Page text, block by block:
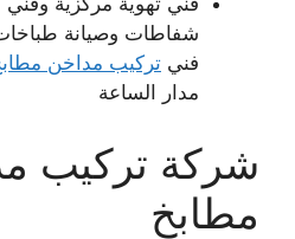
شفاطات وصيانة
فني تركيب مداخن
مدار الساعة
شركة تركيب
مطابخ